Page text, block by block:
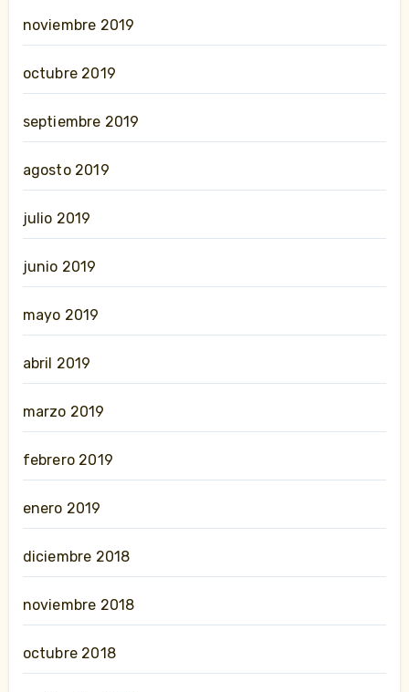
noviembre 2019
octubre 2019
septiembre 2019
agosto 2019
julio 2019
junio 2019
mayo 2019
abril 2019
marzo 2019
febrero 2019
enero 2019
diciembre 2018
noviembre 2018
octubre 2018